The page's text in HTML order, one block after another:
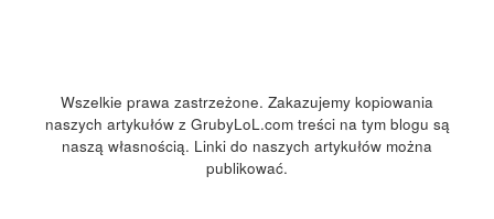
Wszelkie prawa zastrzeżone. Zakazujemy kopiowania
naszych artykułów z GrubyLoL.com treści na tym blogu są
naszą własnością. Linki do naszych artykułów można
publikować.